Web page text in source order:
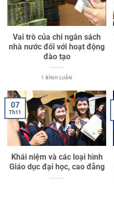
Vai trò của chi ngân sách
nhà nước đối với hoạt động
đào tạo
1 BÌNH LUẬN
Khái niệm và các loại hình
Giáo dục đại học, cao đẳng
07
Th11